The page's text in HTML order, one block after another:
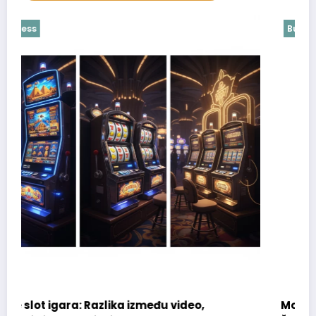
Mobilne slot igre optimizovane za